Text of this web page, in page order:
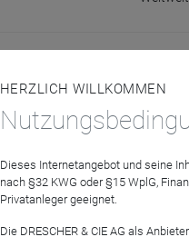
HERZLICH WILLKOMMEN
Dieses Internetangebot und seine
nach §32 KWG oder §15 WplG,
Privatanleger geeignet.
Die DRESCHER & CIE AG als